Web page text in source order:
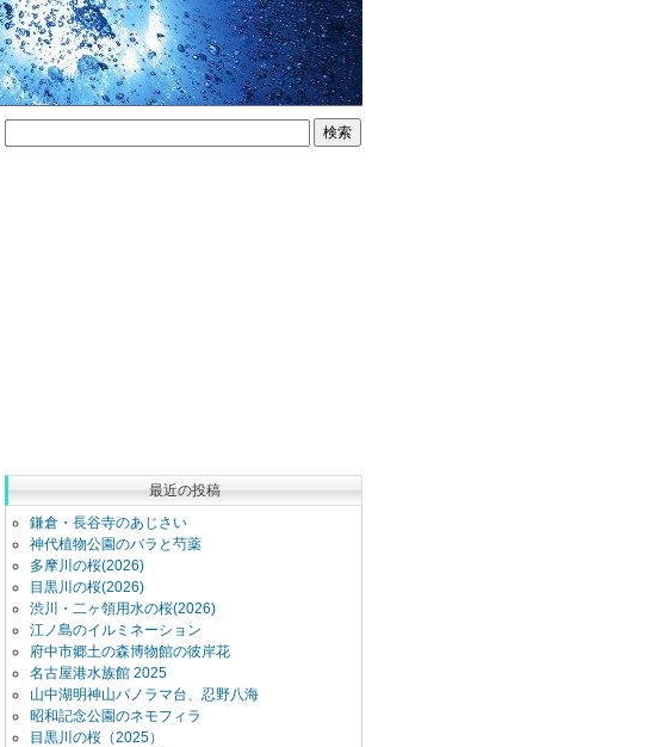
最近の投稿
鎌倉・長谷寺のあじさい
神代植物公園のバラと芍薬
多摩川の桜(2026)
目黒川の桜(2026)
渋川・二ヶ領用水の桜(2026)
江ノ島のイルミネーション
府中市郷土の森博物館の彼岸花
名古屋港水族館 2025
山中湖明神山パノラマ台、忍野八海
昭和記念公園のネモフィラ
目黒川の桜（2025）